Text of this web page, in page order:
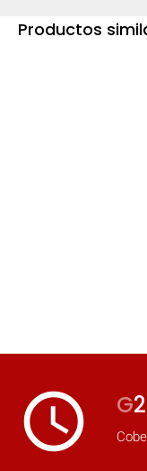
Productos
access_time G